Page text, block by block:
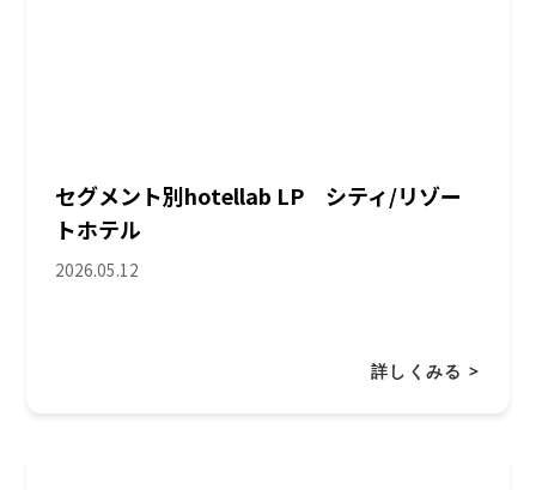
セグメント別hotellab LP シティ/リゾー
トホテル
2026.05.12
詳しくみる >